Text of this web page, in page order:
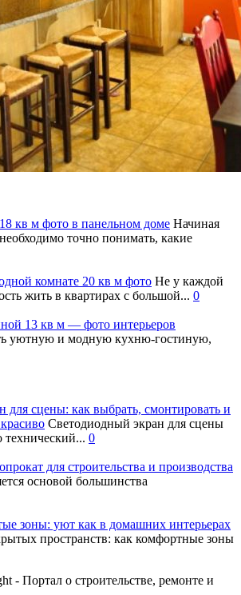
кв м фото в панельном доме Начиная
точно понимать, какие
комнате 20 кв м фото Не у каждой
жить в квартирах с большой... 0
13 кв м — фото интерьеров
уютную и модную кухню-гостиную,
для сцены: как выбрать, смонтировать и
красиво Светодиодный экран для сцены
технический... 0
для строительства и производства
основой большинства
зоны: уют как в домашних интерьерах
пространств: как комфортные зоны
- Портал о строительстве, ремонте и